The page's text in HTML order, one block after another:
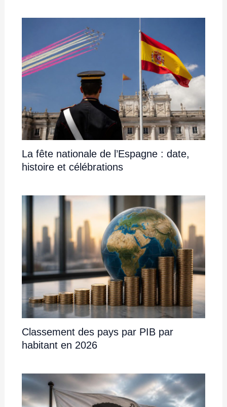
La fête nationale de l’Espagne : date,
histoire et célébrations
Classement des pays par PIB par
habitant en 2026